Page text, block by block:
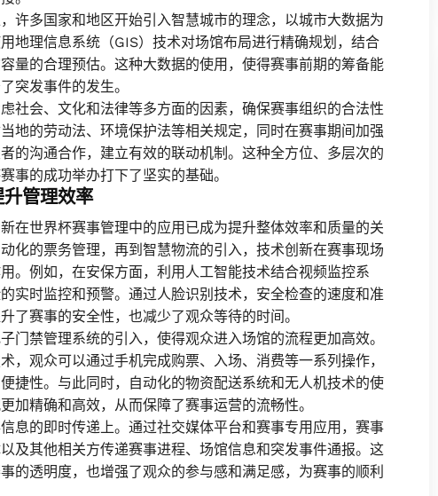
许多国家和地区开始引入智慧城市的理念，以城市大数据为
地理信息系统（GIS）技术对场馆布局进行精确规划，结合
量的合理预估。这种大数据的使用，使得赛事前期的筹备能
突发事件的发生。
社会、文化和法律等多方面的因素，确保赛事组织的合法性
地的劳动法、环境保护法等相关规定，同时在赛事期间加强
的沟通合作，建立有效的联动机制。这种全方位、多层次的
事的成功举办打下了坚实的基础。
管理效率
在世界杯赛事管理中的应用已成为提升整体效率和质量的关
化的票务管理，再到智慧物流的引入，技术创新在赛事现场
。例如，在安保方面，利用人工智能技术结合视频监控系
实时监控和预警。通过人脸识别技术，安全检查的速度和准
了赛事的安全性，也减少了观众等待的时间。
门禁管理系统的引入，使得观众进入场馆的流程更加高效。
，观众可以通过手机完成购票、入场、消费等一系列操作，
捷性。与此同时，自动化的物资配送系统和无人机技术的使
加精确和高效，从而保障了赛事运营的流畅性。
息的即时传递上。通过社交媒体平台和赛事专用应用，赛事
及其他相关方传递赛事进程、场馆信息和突发事件通报。这
的透明度，也增强了观众的参与感和满足感，为赛事的顺利